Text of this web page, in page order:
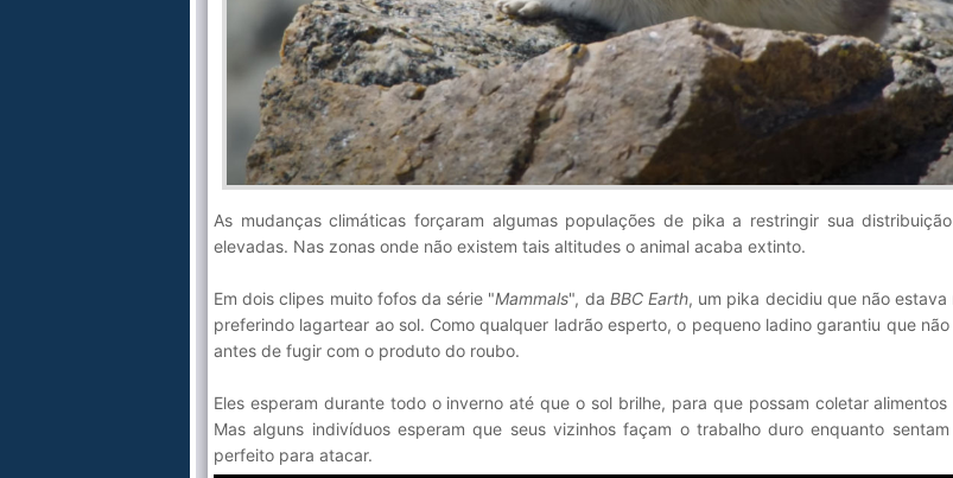
As mudanças climáticas forçaram algumas populações de pika a restringir sua
elevadas. Nas zonas onde não existem tais altitudes o animal acaba extinto.
Em dois clipes muito fofos da série "Mammals", da BBC Earth, um pika decidiu que não
preferindo lagartear ao sol. Como qualquer ladrão esperto, o pequeno ladino garantiu que
antes de fugir com o produto do roubo.
Eles esperam durante todo o inverno até que o sol brilhe, para que possam coletar alimentos
Mas alguns indivíduos esperam que seus vizinhos façam o trabalho duro enquanto
perfeito para atacar.